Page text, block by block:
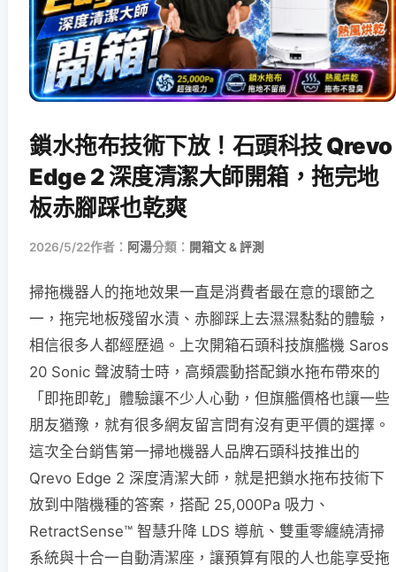
鎖水拖布技術下放！石頭科技 Qrevo
Edge 2 深度清潔大師開箱，拖完地
板赤腳踩也乾爽
2026/5/22作者： 阿湯分類： 開箱文 & 評測
掃拖機器人的拖地效果一直是消費者最在意的環節之
一，拖完地板殘留水漬、赤腳踩上去濕濕黏黏的體驗，
相信很多人都經歷過。上次開箱石頭科技旗艦機 Saros
20 Sonic 聲波騎士時，高頻震動搭配鎖水拖布帶來的
「即拖即乾」體驗讓不少人心動，但旗艦價格也讓一些
朋友猶豫，就有很多網友留言問有沒有更平價的選擇。
這次全台銷售第一掃地機器人品牌石頭科技推出的
Qrevo Edge 2 深度清潔大師，就是把鎖水拖布技術下
放到中階機種的答案，搭配 25,000Pa 吸力、
RetractSense™ 智慧升降 LDS 導航、雙重零纏繞清掃
系統與十合一自動清潔座，讓預算有限的人也能享受拖